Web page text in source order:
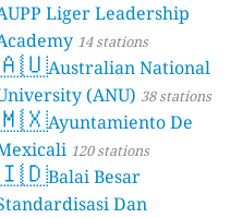
AUPP Liger Leadership
Academy 14 stations
🇦🇺Australian National
University (ANU) 38 stations
🇲🇽Ayuntamiento De
Mexicali 120 stations
🇮🇩Balai Besar
Standardisasi Dan